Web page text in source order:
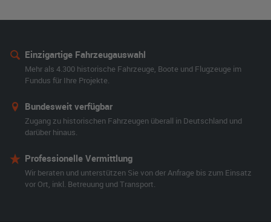
Einzigartige Fahrzeugauswahl
Mehr als 4.300 historische Fahrzeuge, Boote und Flugzeuge im
Fundus für Ihre Projekte.
Bundesweit verfügbar
Zugang zu historischen Fahrzeugen überall in Deutschland und
darüber hinaus.
Professionelle Vermittlung
Wir beraten und unterstützen Sie von der Anfrage bis zum Einsatz
vor Ort, inkl. Betreuung und Transport.